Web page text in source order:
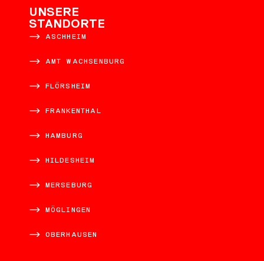
UNSERE
STANDORTE
ASCHHEIM
AMT WACHSENBURG
FLÖRSHEIM
FRANKENTHAL
HAMBURG
HILDESHEIM
MERSEBURG
MÖGLINGEN
OBERHAUSEN